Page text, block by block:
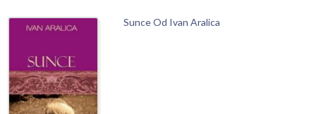
Sunce Od Ivan Aralica